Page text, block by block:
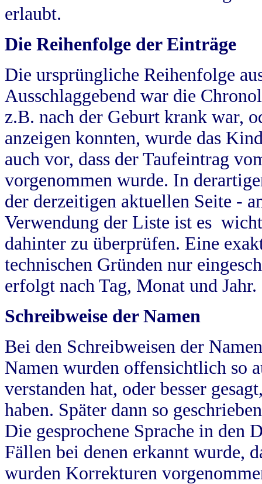
erlaubt.
Die Reihenfolge der Einträge
Die ursprüngliche Reihenfolge
Ausschlaggebend war die
z.B. nach der Geburt krank war,
anzeigen konnten, wurde das
auch vor, dass der Taufeintrag
vorgenommen wurde. In
der derzeitigen aktuellen Seite -
Verwendung der Liste ist es
dahinter zu überprüfen. Eine
technischen Gründen nur
erfolgt nach Tag, Monat und Jahr.
Schreibweise der Namen
Bei den Schreibweisen der
Namen wurden offensichtlich so
verstanden hat, oder besser
haben. Später dann so
Die gesprochene Sprache in
Fällen bei denen erkannt wurde,
wurden Korrekturen